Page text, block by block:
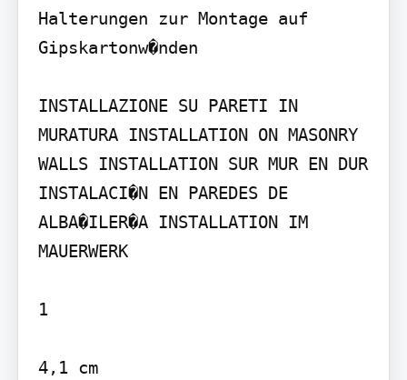
Halterungen zur Montage auf
Gipskartonw�nden
INSTALLAZIONE SU PARETI IN
MURATURA INSTALLATION ON MASONRY
WALLS INSTALLATION SUR MUR EN DUR
INSTALACI�N EN PAREDES DE
ALBA�ILER�A INSTALLATION IM
MAUERWERK
1
4,1 cm